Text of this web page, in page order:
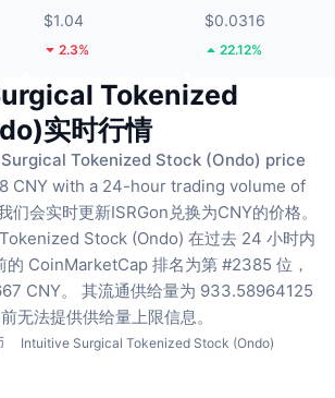
$1.04
2.3%
$0.0316
22.12%
Tokenized
实时行情
Tokenized Stock (Ondo) price
CNY with a 24-hour trading volume of
们会实时更新ISRGon兑换为CNY的价格。
Stock (Ondo) 在过去 24 小时内
的 CoinMarketCap 排名为第 #2385 位，
CNY。
其流通供给量为 933.58964125
无法提供供给量上限信息。
Intuitive Surgical Tokenized Stock (Ondo)